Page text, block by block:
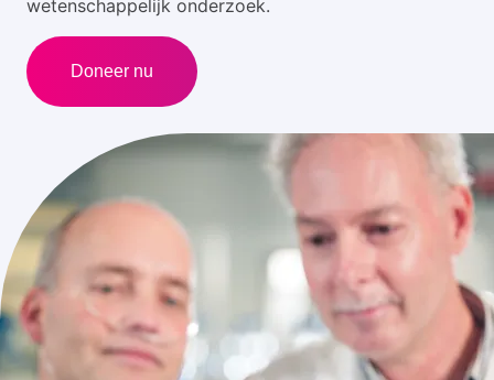
wetenschappelijk onderzoek.
Doneer nu